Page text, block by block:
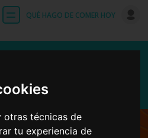
otras técnicas de
tu experiencia de
QUÉ HAGO DE COMER HOY Entrar
verduras